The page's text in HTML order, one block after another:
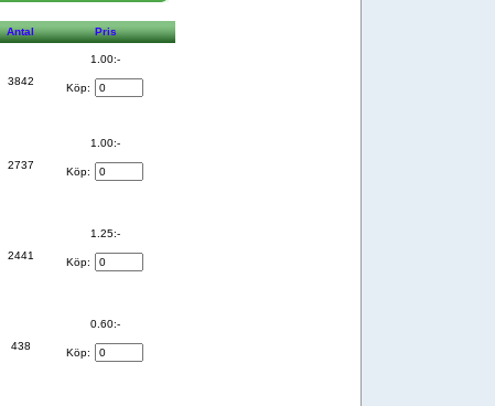
Antal Pris
3842
1.00:-
Köp:
2737
1.00:-
Köp:
2441
1.25:-
Köp:
438
0.60:-
Köp: